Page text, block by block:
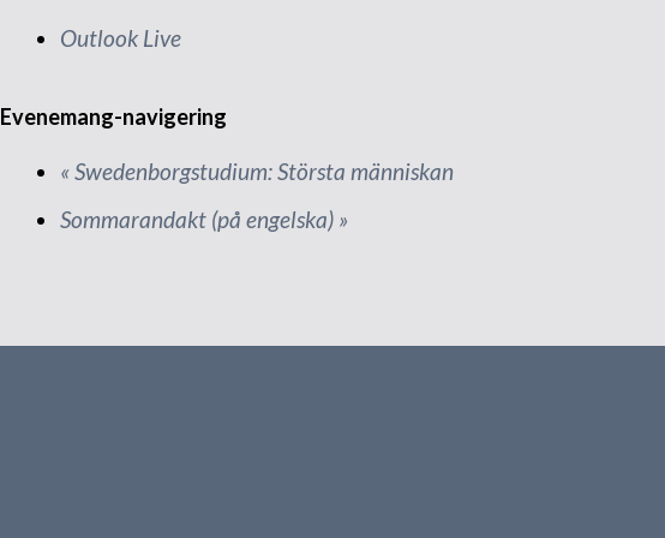
Outlook Live
Evenemang-navigering
«Swedenborgstudium: Största människan
Sommarandakt (på engelska) »